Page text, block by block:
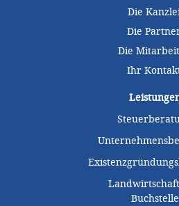
Die
Die
Die
Ihr
Buchstelle